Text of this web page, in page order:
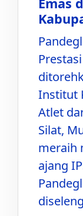
Institut
Atlet
Silat,
meraih
ajang